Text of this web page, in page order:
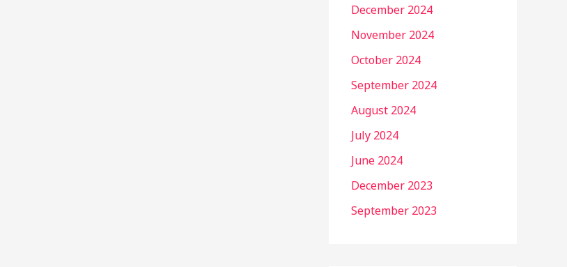
December 2024
November 2024
October 2024
September 2024
August 2024
July 2024
June 2024
December 2023
September 2023